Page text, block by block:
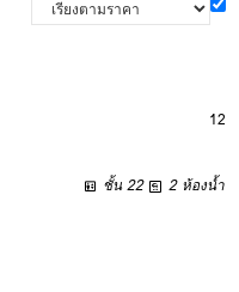
12
ชั้น 22 2 ห้องน้ำ